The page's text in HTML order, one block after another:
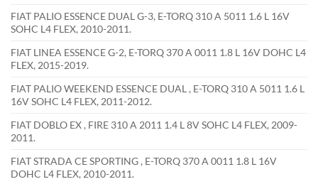
FIAT PALIO ESSENCE DUAL G-3, E-TORQ 310 A 5011 1.6 L 16V
SOHC L4 FLEX, 2010-2011.
FIAT LINEA ESSENCE G-2, E-TORQ 370 A 0011 1.8 L 16V DOHC L4
FLEX, 2015-2019.
FIAT PALIO WEEKEND ESSENCE DUAL , E-TORQ 310 A 5011 1.6 L
16V SOHC L4 FLEX, 2011-2012.
FIAT DOBLO EX , FIRE 310 A 2011 1.4 L 8V SOHC L4 FLEX, 2009-
2011.
FIAT STRADA CE SPORTING , E-TORQ 370 A 0011 1.8 L 16V
DOHC L4 FLEX, 2010-2011.